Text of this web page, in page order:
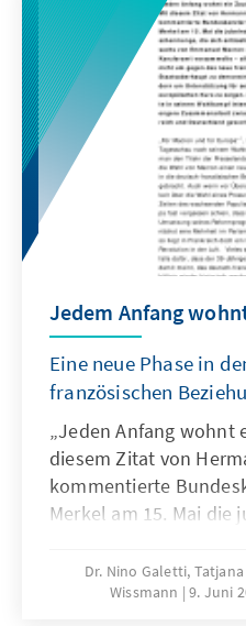
(UDI) kommen auf 131
bleiben damit weit
Erwartungen, die
erlangen und den
in eine Kohabitation
Jedem Anfang
Eine neue Phase in
französischen
„Jeden Anfang wohnt
diesem Zitat von
kommentierte
Merkel am 15. Mai die
Besuchs von
Kanzleramt
Dr. Nino Galetti,
Wissmann
9. Juni